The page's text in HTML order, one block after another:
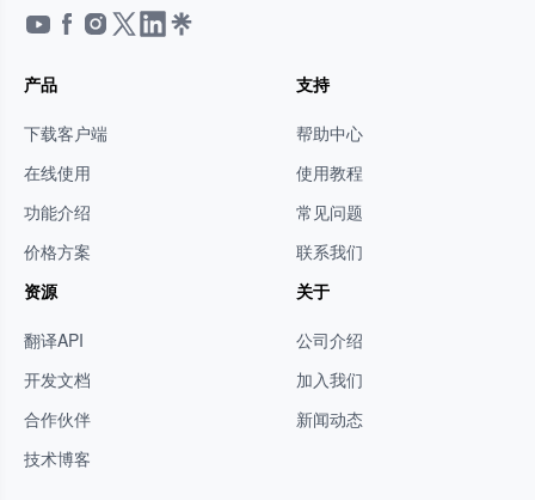
产品
下载客户端
在线使用
功能介绍
价格方案
支持
帮助中心
使用教程
常见问题
联系我们
资源
翻译API
开发文档
合作伙伴
技术博客
关于
公司介绍
加入我们
新闻动态